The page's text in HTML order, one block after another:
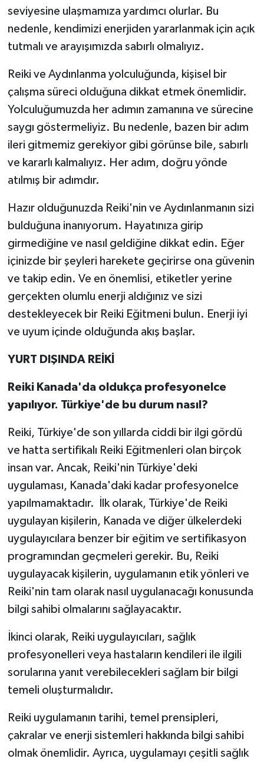
seviyesine ulaşmamıza yardımcı olurlar. Bu
nedenle, kendimizi enerjiden yararlanmak için açık
tutmalı ve arayışımızda sabırlı olmalıyız.
Reiki ve Aydınlanma yolculuğunda, kişisel bir
çalışma süreci olduğuna dikkat etmek önemlidir.
Yolculuğumuzda her adımın zamanına ve sürecine
saygı göstermeliyiz. Bu nedenle, bazen bir adım
ileri gitmemiz gerekiyor gibi görünse bile, sabırlı
ve kararlı kalmalıyız. Her adım, doğru yönde
atılmış bir adımdır.
Hazır olduğunuzda Reiki'nin ve Aydınlanmanın sizi
bulduğuna inanıyorum. Hayatınıza girip
girmediğine ve nasıl geldiğine dikkat edin. Eğer
içinizde bir şeyleri harekete geçirirse ona güvenin
ve takip edin. Ve en önemlisi, etiketler yerine
gerçekten olumlu enerji aldığınız ve sizi
destekleyecek bir Reiki Eğitmeni bulun. Enerji iyi
ve uyum içinde olduğunda akış başlar.
YURT DIŞINDA REİKİ
Reiki Kanada'da oldukça profesyonelce
yapılıyor. Türkiye'de bu durum nasıl?
Reiki, Türkiye'de son yıllarda ciddi bir ilgi gördü
ve hatta sertifikalı Reiki Eğitmenleri olan birçok
insan var. Ancak, Reiki'nin Türkiye'deki
uygulaması, Kanada'daki kadar profesyonelce
yapılmamaktadır. İlk olarak, Türkiye'de Reiki
uygulayan kişilerin, Kanada ve diğer ülkelerdeki
uygulayıcılara benzer bir eğitim ve sertifikasyon
programından geçmeleri gerekir. Bu, Reiki
uygulayacak kişilerin, uygulamanın etik yönleri ve
Reiki'nin tam olarak nasıl uygulanacağı konusunda
bilgi sahibi olmalarını sağlayacaktır.
İkinci olarak, Reiki uygulayıcıları, sağlık
profesyonelleri veya hastaların kendileri ile ilgili
sorularına yanıt verebilecekleri sağlam bir bilgi
temeli oluşturmalıdır.
Reiki uygulamanın tarihi, temel prensipleri,
çakralar ve enerji sistemleri hakkında bilgi sahibi
olmak önemlidir. Ayrıca, uygulamayı çeşitli sağlık